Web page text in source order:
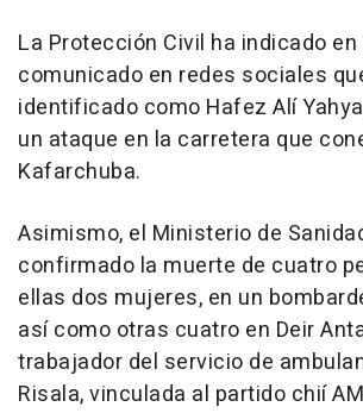
La Protección Civil ha indicado en
comunicado en redes sociales
identificado como Hafez Alí
un ataque en la carretera que
Kafarchuba.
Asimismo, el Ministerio de
confirmado la muerte de cuatro
ellas dos mujeres, en un
así como otras cuatro en Deir
trabajador del servicio de
Risala, vinculada al partido chií